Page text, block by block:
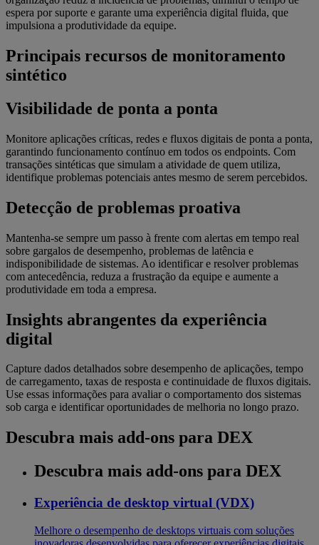
espera por suporte e garante uma experiência digital fluida, que
impulsiona a produtividade da equipe.
Principais recursos de monitoramento
sintético
Visibilidade de ponta a ponta
Monitore aplicações críticas, redes e fluxos digitais de ponta a ponta,
garantindo funcionamento contínuo em todos os endpoints. Com
transações sintéticas que simulam a atividade de quem utiliza,
identifique problemas potenciais antes mesmo de serem percebidos.
Detecção de problemas proativa
Mantenha-se sempre um passo à frente com alertas em tempo real
sobre gargalos de desempenho, problemas de latência e
indisponibilidade de sistemas. Ao identificar e resolver problemas
com antecedência, reduza a frustração da equipe e aumente a
produtividade em toda a empresa.
Insights abrangentes da experiência
digital
Capture dados detalhados sobre desempenho de aplicações, tempo
de carregamento, taxas de resposta e continuidade de fluxos digitais.
Use essas informações para avaliar o comportamento dos sistemas
sob carga e identificar oportunidades de melhoria no longo prazo.
Descubra mais add-ons para DEX
Descubra mais add-ons para DEX
Experiência de desktop virtual (VDX)
Melhore o desempenho de desktops virtuais com soluções